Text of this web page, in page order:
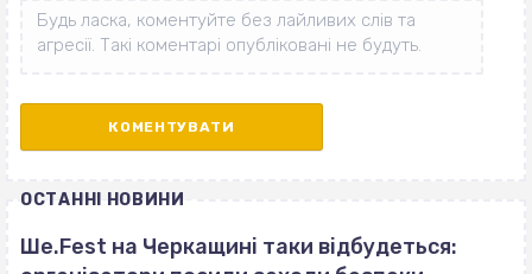
ОСТАННІ НОВИНИ
Ше.Fest на Черкащині таки відбудеться: